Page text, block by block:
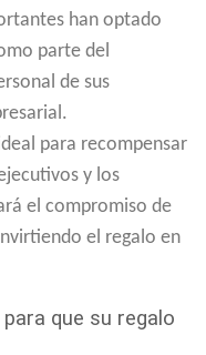
han optado
parte del
de sus
para recompensar
y los
el compromiso de
el regalo en
que su regalo